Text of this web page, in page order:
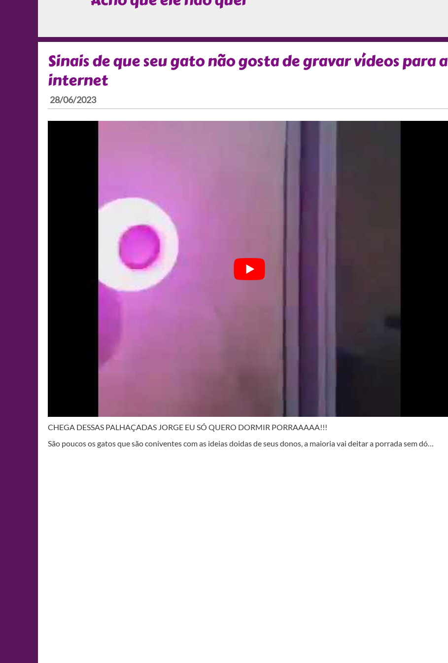
Sinais de que seu gato não gosta de gravar vídeos para a
internet
28/06/2023
CHEGA DESSAS PALHAÇADAS JORGE EU SÓ QUERO DORMIR PORRAAAAA!!!
São poucos os gatos que são coniventes com as ideias doidas de seus donos, a maioria vai deitar a porrada sem dó…